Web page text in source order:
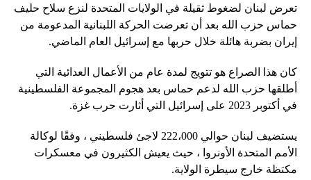
تعرض لبنان لضغوط ثقيلة في الولايات المتحدة لنزع سلاح حليف
حماس حزب الله بعد أن تعرضت الحركة اللبنانية المدعومة من
إيران بضربة هائلة خلال حربها مع إسرائيل العام الماضي.
كان هذا الصراع هو تتويج لمدة عام من الأعمال العدائية التي
أطلقها حزب الله لدعم حماس بعد هجوم المجموعة الفلسطينية
في أكتوبر 2023 على إسرائيل التي أثارت حرب غزة.
يستضيف لبنان حوالي 222،000 لاجئ فلسطيني ، وفقًا لوكالة
الأمم المتحدة الأونروا ، حيث يعيش الكثيرون في معسكرات
مكتظة خارج سيطرة الولاية.